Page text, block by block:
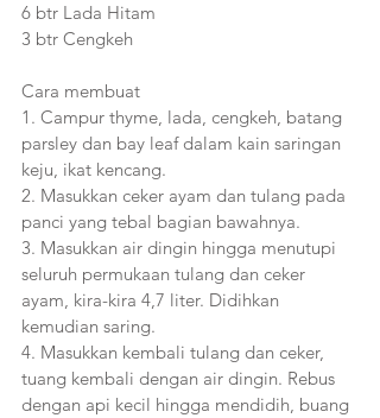
6 btr Lada Hitam
3 btr Cengkeh
Cara membuat
1. Campur thyme, lada, cengkeh, batang
parsley dan bay leaf dalam kain saringan
keju, ikat kencang.
2. Masukkan ceker ayam dan tulang pada
panci yang tebal bagian bawahnya.
3. Masukkan air dingin hingga menutupi
seluruh permukaan tulang dan ceker
ayam, kira-kira 4,7 liter. Didihkan
kemudian saring.
4. Masukkan kembali tulang dan ceker,
tuang kembali dengan air dingin. Rebus
dengan api kecil hingga mendidih, buang